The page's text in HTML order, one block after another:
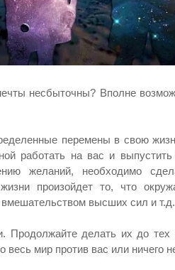
несбыточны? Вполне
перемены в свою
работать на вас и
желаний, необходимо
произойдет то, что
высших сил и т.д.
Продолжайте делать их до
мир против вас или ничего